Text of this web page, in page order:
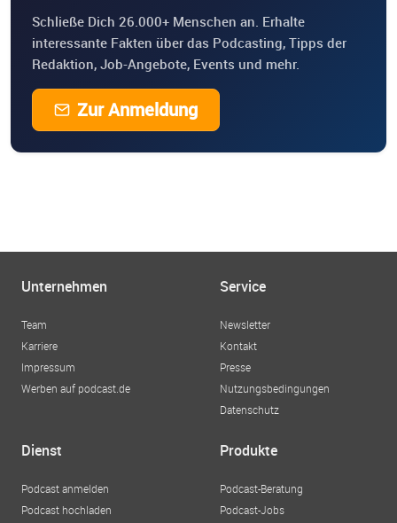
Schließe Dich 26.000+ Menschen an. Erhalte
interessante Fakten über das Podcasting, Tipps der
Redaktion, Job-Angebote, Events und mehr.
Zur Anmeldung
Unternehmen
Team
Karriere
Impressum
Werben auf podcast.de
Service
Newsletter
Kontakt
Presse
Nutzungsbedingungen
Datenschutz
Dienst
Podcast anmelden
Podcast hochladen
Produkte
Podcast-Beratung
Podcast-Jobs